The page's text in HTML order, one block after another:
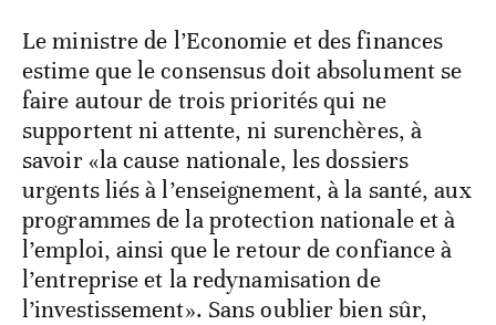
Le ministre de l’Economie et des finances
estime que le consensus doit absolument se
faire autour de trois priorités qui ne
supportent ni attente, ni surenchères, à
savoir «la cause nationale, les dossiers
urgents liés à l’enseignement, à la santé, aux
programmes de la protection nationale et à
l’emploi, ainsi que le retour de confiance à
l’entreprise et la redynamisation de
l’investissement». Sans oublier bien sûr,